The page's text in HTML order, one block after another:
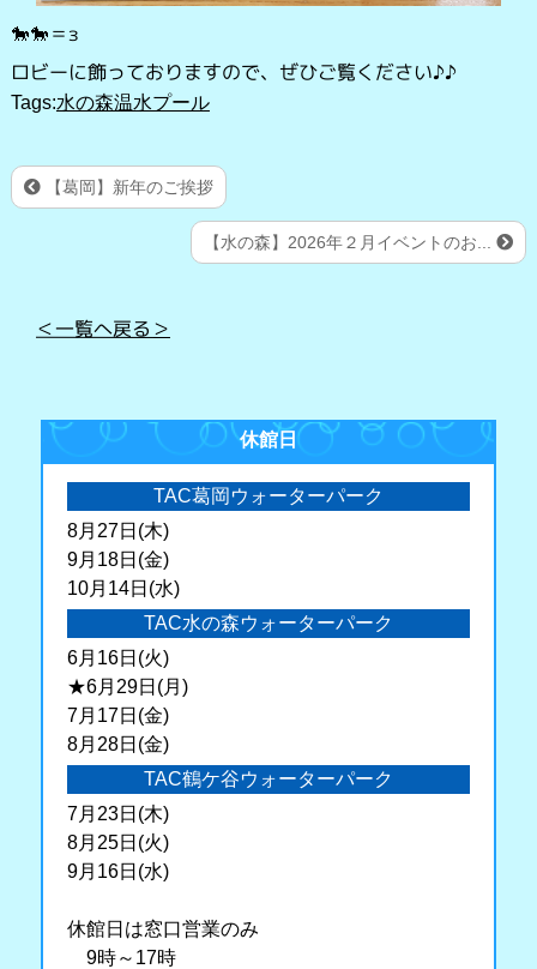
🐎🐎＝з
ロビーに飾っておりますので、ぜひご覧ください♪♪
Tags:水の森温水プール
【葛岡】新年のご挨拶
【水の森】2026年２月イベントのお...
＜一覧へ戻る＞
休館日
TAC葛岡ウォーターパーク
8月27日(木)
9月18日(金)
10月14日(水)
TAC水の森ウォーターパーク
6月16日(火)
★6月29日(月)
7月17日(金)
8月28日(金)
TAC鶴ケ谷ウォーターパーク
7月23日(木)
8月25日(火)
9月16日(水)
休館日は窓口営業のみ
9時～17時